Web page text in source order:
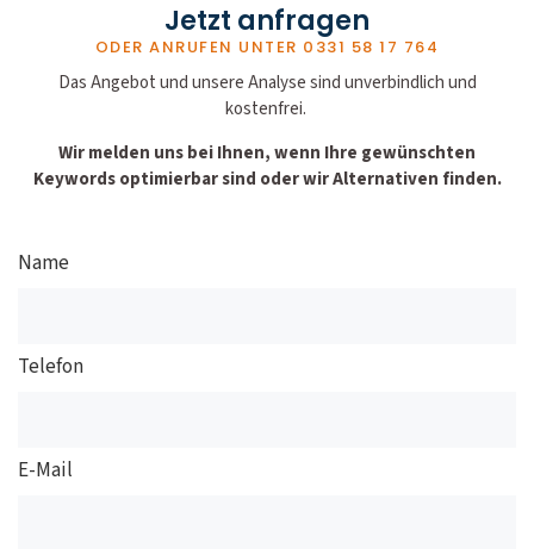
Jetzt anfragen
ODER ANRUFEN UNTER 0331 58 17 764
Das Angebot und unsere Analyse sind unverbindlich und
kostenfrei.
Wir melden uns bei Ihnen, wenn Ihre gewünschten
Keywords optimierbar sind oder wir Alternativen finden.
Name
Telefon
E-Mail